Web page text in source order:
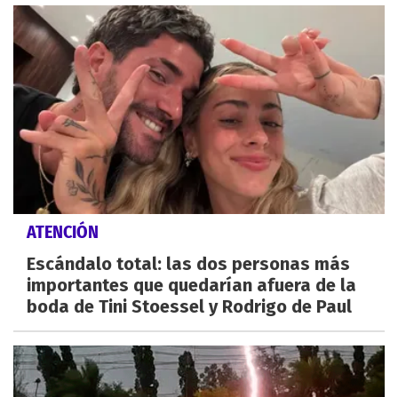
ATENCIÓN
Escándalo total: las dos personas más
importantes que quedarían afuera de la
boda de Tini Stoessel y Rodrigo de Paul